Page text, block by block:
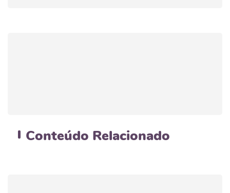
Conteúdo Relacionado